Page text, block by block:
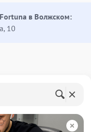
в Волжском:
10